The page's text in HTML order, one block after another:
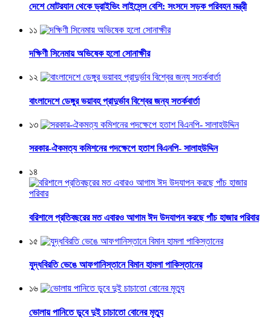
দেশে মোটরযান থেকে ড্রাইভিং লাইসেন্স বেশি: সংসদে সড়ক পরিবহন মন্ত্রী
১১
দক্ষিণী সিনেমায় অভিষেক হলো সোনাক্ষীর
১২
বাংলাদেশে ডেঙ্গুর ভয়াবহ প্রাদুর্ভাব বিশ্বের জন্য সতর্কবার্তা
১৩
সরকার-ঐকমত্য কমিশনের পদক্ষেপে হতাশ বিএনপি- সালাহউদ্দিন
১৪
বরিশালে প্রতিবছরের মত এবারও আগাম ঈদ উদযাপন করছে পাঁচ হাজার পরিবার
১৫
যুদ্ধবিরতি ভেঙে আফগানিস্তানে বিমান হামলা পাকিস্তানের
১৬
ভোলায় পানিতে ডুবে দুই চাচাতো বোনের মৃত্যু